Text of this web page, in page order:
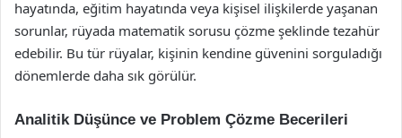
hayatında, eğitim hayatında veya kişisel ilişkilerde yaşanan
sorunlar, rüyada matematik sorusu çözme şeklinde tezahür
edebilir. Bu tür rüyalar, kişinin kendine güvenini sorguladığı
dönemlerde daha sık görülür.
Analitik Düşünce ve Problem Çözme Becerileri